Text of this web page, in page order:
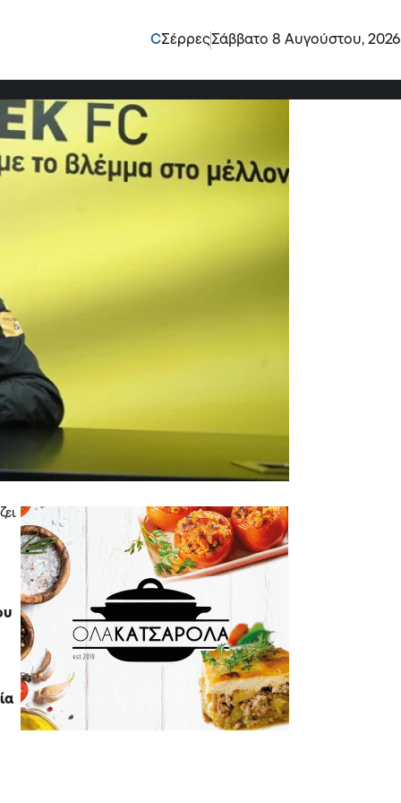
CΣέρρεςΣάββατο 8 Αυγούστου, 2026